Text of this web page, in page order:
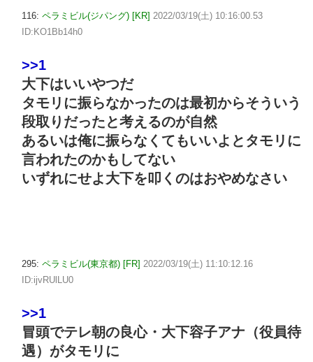
116: ペラミビル(ジパング) [KR] 2022/03/19(土) 10:16:00.53
ID:KO1Bb14h0
>>1
大下はいいやつだ
タモリに振らなかったのは最初からそういう
段取りだったと考えるのが自然
あるいは俺に振らなくてもいいよとタモリに
言われたのかもしてない
いずれにせよ大下を叩くのはおやめなさい
295: ペラミビル(東京都) [FR] 2022/03/19(土) 11:10:12.16
ID:ijvRUlLU0
>>1
冒頭でテレ朝の良心・大下容子アナ（役員待
遇）がタモリに